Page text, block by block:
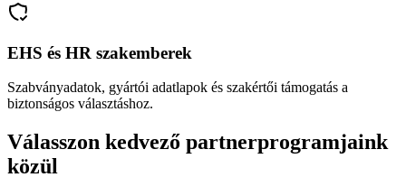
EHS és HR szakemberek
Szabványadatok, gyártói adatlapok és szakértői támogatás a
biztonságos választáshoz.
Válasszon kedvező partnerprogramjaink
közül